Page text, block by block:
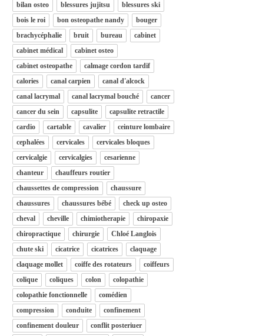
bilan osteo
blessures jujitsu
blessures ski
bois le roi
bon osteopathe nandy
bouger
brachycéphalie
bruit bureau
cabinet
cabinet médical
cabinet osteo
cabinet osteopathe
calmage cordon tardif
calories
canal carpien
canal d'alcock
canal lacrymal
canal lacrymal bouché
cancer
cancer du sein
capsulite
capsulite retractile
cardio
cartable cavalier
ceinture lombaire
cephalées
cervicales
cervicales bloques
cervicalgie
cervicalgies
cesarienne
chanteur
chauffeurs routier
chaussettes de compression
chaussure
chaussures
chaussures bébé
check up osteo
cheval
cheville chimiotherapie
chiropaxie
chiropractique
chirurgie
Chloé Langlois
chute ski
cicatrice cicatrices
claquage
claquage mollet
coiffe des rotateurs
coiffeurs
colique
coliques colon
colopathie
colopathie fonctionnelle
comédien
compression
conduite
confinement
confinement douleur
conflit posteriuer